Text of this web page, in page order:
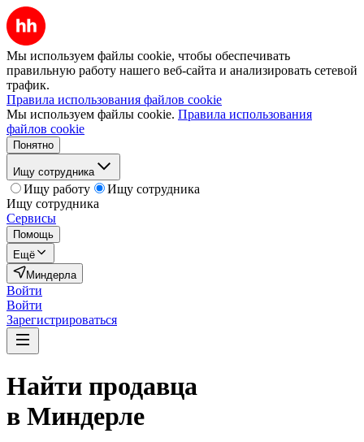
Мы используем файлы cookie, чтобы обеспечивать
правильную работу нашего веб-сайта и анализировать сетевой
трафик.
Правила использования файлов cookie
Мы используем файлы cookie. Правила использования
файлов cookie
Понятно
Ищу сотрудника
Ищу работу
Ищу сотрудника
Ищу сотрудника
Сервисы
Помощь
Ещё
Миндерла
Войти
Войти
Зарегистрироваться
Найти продавца
в Миндерле